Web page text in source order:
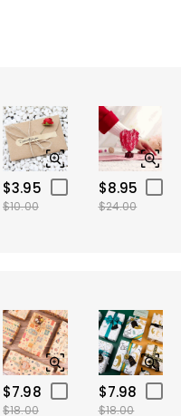
$3.95
$10.00
$8.95
$24.00
$7.98
$18.00
$7.98
$18.00